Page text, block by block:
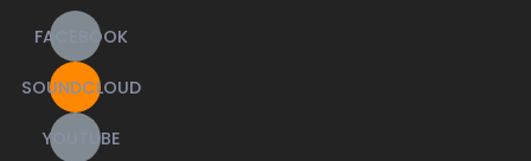
FACEBOOK
SOUNDCLOUD
YOUTUBE